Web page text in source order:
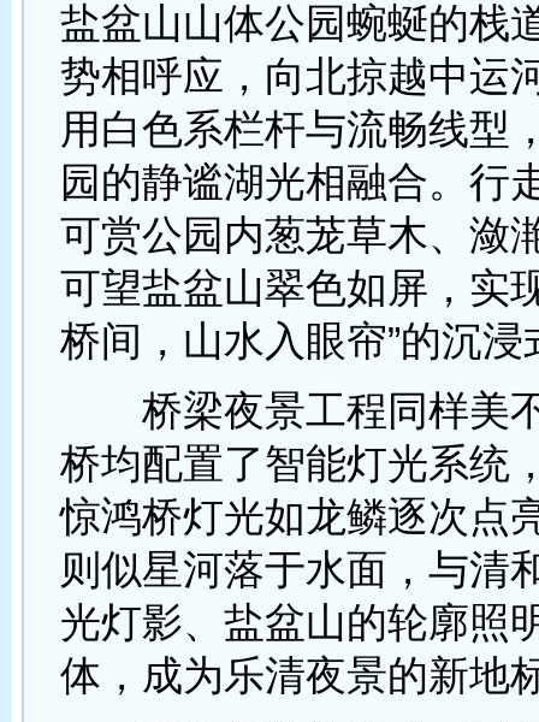
盐盆山山体公园蜿蜒的栈
势相呼应，向北掠越中运
用白色系栏杆与流畅线型
园的静谧湖光相融合。行
可赏公园内葱茏草木、潋
可望盐盆山翠色如屏，实
桥间，山水入眼帘”的沉浸
桥梁夜景工程同样美
桥均配置了智能灯光系统
惊鸿桥灯光如龙鳞逐次点
则似星河落于水面，与清
光灯影、盐盆山的轮廓照
体，成为乐清夜景的新地